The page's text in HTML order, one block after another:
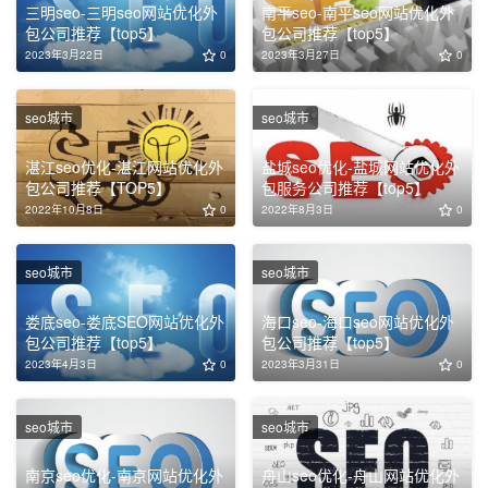
三明seo-三明seo网站优化外
包公司推荐【top5】
2023年3月22日 0
南平seo-南平seo网站优化外
包公司推荐【top5】
2023年3月27日 0
湛江seo优化-湛江网站优化外
包公司推荐【TOP5】
2022年10月8日 0
seo城市
盐城seo优化-盐城网站优化外
包服务公司推荐【top5】
2022年8月3日 0
seo城市
娄底seo-娄底SEO网站优化外
包公司推荐【top5】
2023年4月3日 0
seo城市
海口seo-海口seo网站优化外
包公司推荐【top5】
2023年3月31日 0
seo城市
南京seo优化-南京网站优化外
seo城市
舟山seo优化-舟山网站优化外
seo城市